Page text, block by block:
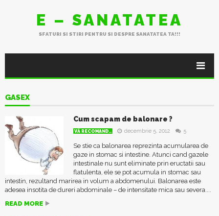
E – SANATATEA
SFATURI SI STIRI PENTRU SI DESPRE SANATATEA TA!!!
GASEX
Cum scapam de balonare ?
VĂ RECOMAND.. decembrie 5, 2012 5
Se stie ca balonarea reprezinta acumularea de
gaze in stomac si intestine. Atunci cand gazele
intestinale nu sunt eliminate prin eructatii sau
flatulenta, ele se pot acumula in stomac sau
intestin, rezultand marirea in volum a abdomenului. Balonarea este
adesea insotita de dureri abdominale – de intensitate mica sau severa....
READ MORE